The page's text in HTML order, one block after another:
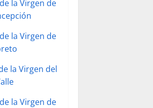
la Virgen de
la Virgen de
la Virgen del
la Virgen de